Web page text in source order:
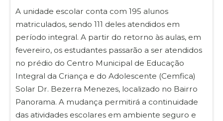
A unidade escolar conta com 195 alunos
matriculados, sendo 111 deles atendidos em
período integral. A partir do retorno às aulas, em
fevereiro, os estudantes passarão a ser atendidos
no prédio do Centro Municipal de Educação
Integral da Criança e do Adolescente (Cemfica)
Solar Dr. Bezerra Menezes, localizado no Bairro
Panorama. A mudança permitirá a continuidade
das atividades escolares em ambiente seguro e